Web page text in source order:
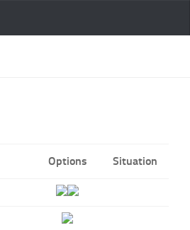
Options Situation